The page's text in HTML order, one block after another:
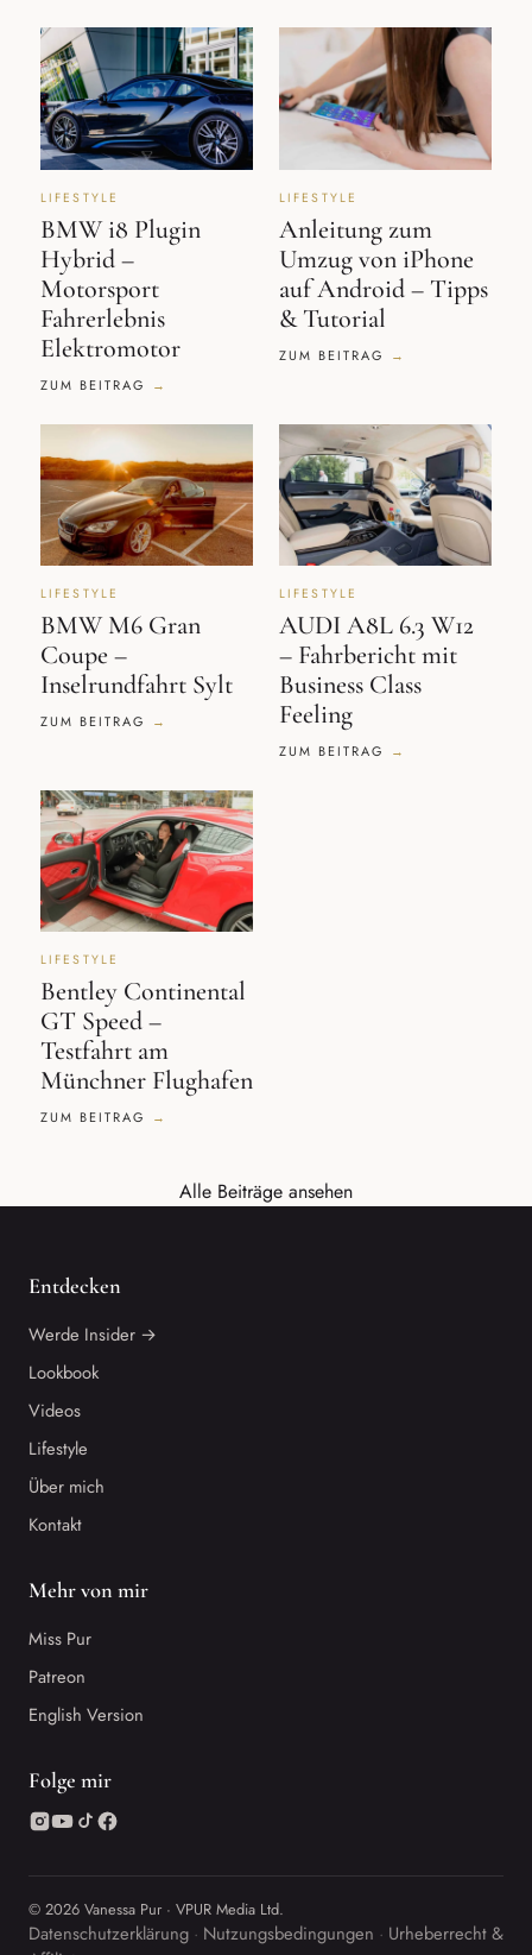
LIFESTYLE
BMW i8 Plugin
Hybrid –
Motorsport
Fahrerlebnis
Elektromotor
ZUM BEITRAG
LIFESTYLE
Anleitung zum
Umzug von iPhone
auf Android – Tipps
& Tutorial
ZUM BEITRAG
LIFESTYLE
BMW M6 Gran
Coupe –
Inselrundfahrt Sylt
ZUM BEITRAG
LIFESTYLE
AUDI A8L 6.3 W12
– Fahrbericht mit
Business Class
Feeling
ZUM BEITRAG
LIFESTYLE
Bentley Continental
GT Speed –
Testfahrt am
Münchner Flughafen
ZUM BEITRAG
Alle Beiträge ansehen
Entdecken
Werde Insider →
Lookbook
Videos
Lifestyle
Über mich
Kontakt
Mehr von mir
Miss Pur
Patreon
English Version
Folge mir
© 2026 Vanessa Pur · VPUR Media Ltd.
Datenschutzerklärung Nutzungsbedingungen
Urheberrecht &